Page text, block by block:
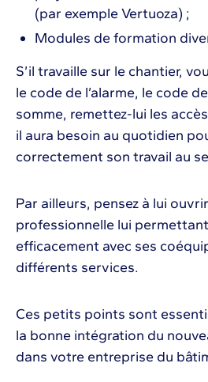
(par exemple Vertuoza) ;
Modules de formation
S’il travaille sur le chantier,
le code de l’alarme, le code
somme, remettez-lui les
il aura besoin au quotidien
correctement son travail au
Par ailleurs, pensez à lui
professionnelle lui
efficacement avec ses
différents services.
Ces petits points sont
la bonne intégration du
dans votre entreprise du